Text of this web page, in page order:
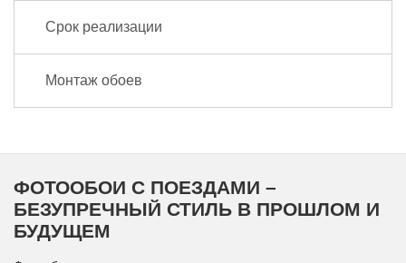
Срок реализации
Монтаж обоев
ФОТООБОИ С ПОЕЗДАМИ –
БЕЗУПРЕЧНЫЙ СТИЛЬ В ПРОШЛОМ И
БУДУЩЕМ